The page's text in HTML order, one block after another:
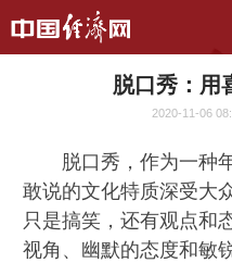
脱口秀：用
2020-11-06
脱口秀，作为一种年
敢说的文化特质深受大
只是搞笑，还有观点和
视角、幽默的态度和敏